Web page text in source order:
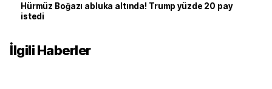
Hürmüz Boğazı abluka altında! Trump yüzde 20 pay
istedi
İlgili Haberler